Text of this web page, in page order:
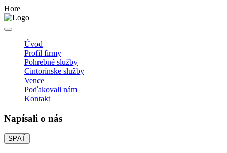
Hore
Úvod
Profil firmy
Pohrebné služby
Cintorínske služby
Vence
Poďakovali nám
Kontakt
Napísali o nás
SPÄŤ